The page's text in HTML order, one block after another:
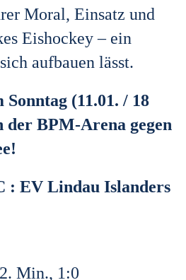
Moral, Einsatz und
Eishockey – ein
aufbauen lässt.
Sonntag (11.01. / 18
der BPM-Arena gegen
: EV Lindau Islanders
Min., 1:0